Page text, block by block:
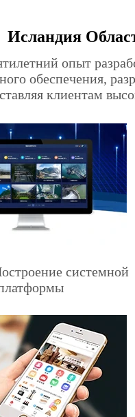
Исландия
опыт
обеспечения,
клиентам
системной